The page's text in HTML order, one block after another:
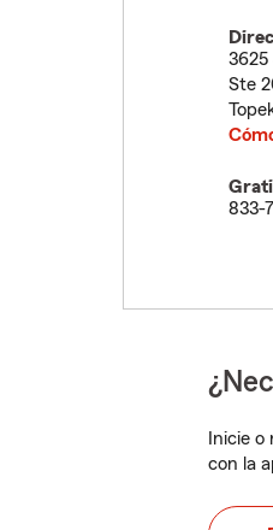
Ste
833-
Inicie
con la